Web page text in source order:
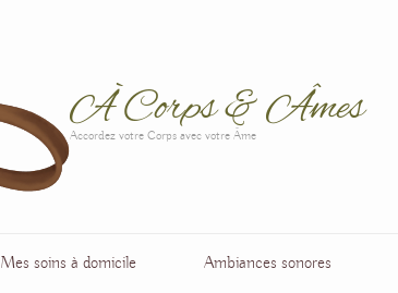
À Corps & Âmes
Accordez votre Corps avec votre Âme
Mes soins à domicile Ambiances sonores